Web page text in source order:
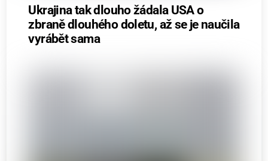
Ukrajina tak dlouho žádala USA o
zbraně dlouhého doletu, až se je naučila
vyrábět sama